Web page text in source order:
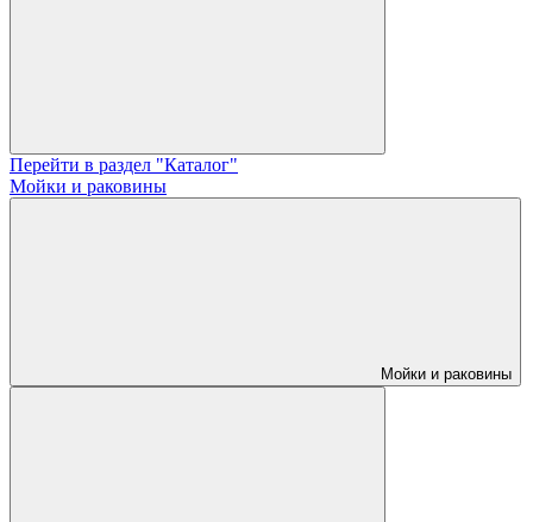
Перейти в раздел "Каталог"
Мойки и раковины
Мойки и раковины